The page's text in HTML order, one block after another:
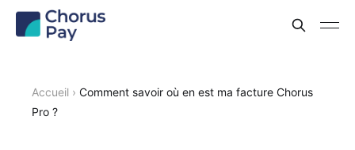
Accueil › Comment savoir où en est ma facture Chorus
Pro ?